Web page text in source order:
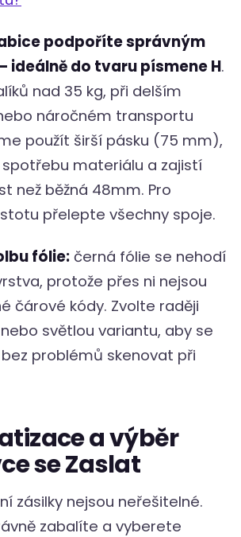
podpoříte správným
ideálně do tvaru písmene H.
nad 35 kg, při delším
náročném transportu
použít širší pásku (75 mm),
materiálu a zajistí
než běžná 48mm. Pro
přelepte všechny spoje.
fólie: černá fólie se nehodí
protože přes ni nejsou
čárové kódy. Zvolte raději
světlou variantu, aby se
problémů skenovat při
a výběr
se Zaslat
zásilky nejsou neřešitelné.
zabalíte a vyberete